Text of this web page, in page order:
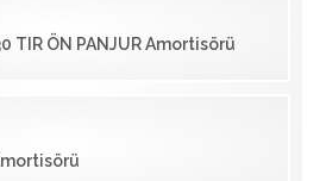
TIR ÖN PANJUR Amortisörü